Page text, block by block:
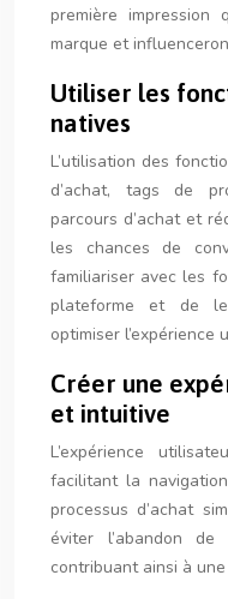
première
marque et
Utiliser les
natives
L’utilisation des
d’achat, tags de
parcours d’achat et
les chances de
familiariser avec les
plateforme et de
optimiser
Créer une
et intuitive
L’expérience
facilitant la
processus d’achat
éviter l’abandon
contribuant ainsi à